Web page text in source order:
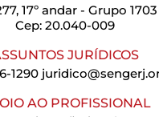
17º andar - Grupo
Cep: 20.040-009
JURÍDICOS
1290
AO PROFISSIONAL